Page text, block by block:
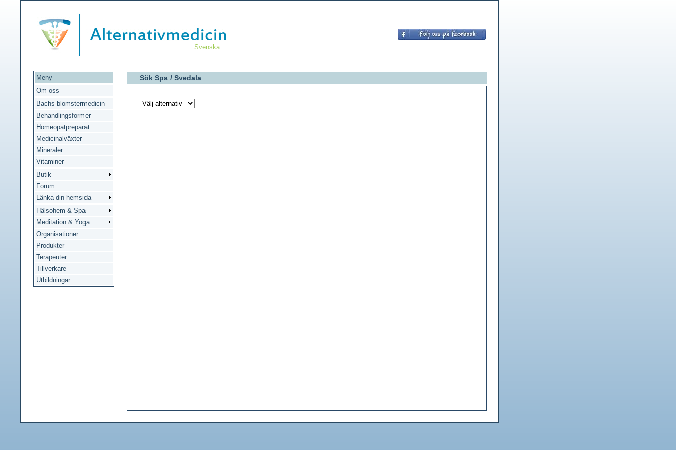
Svenska
Meny
Om oss
Bachs blomstermedicin
Behandlingsformer
Homeopatpreparat
Medicinalväxter
Mineraler
Vitaminer
Butik
Forum
Länka din hemsida
Hälsohem & Spa
Meditation & Yoga
Organisationer
Produkter
Terapeuter
Tillverkare
Utbildningar
Sök Spa / Svedala